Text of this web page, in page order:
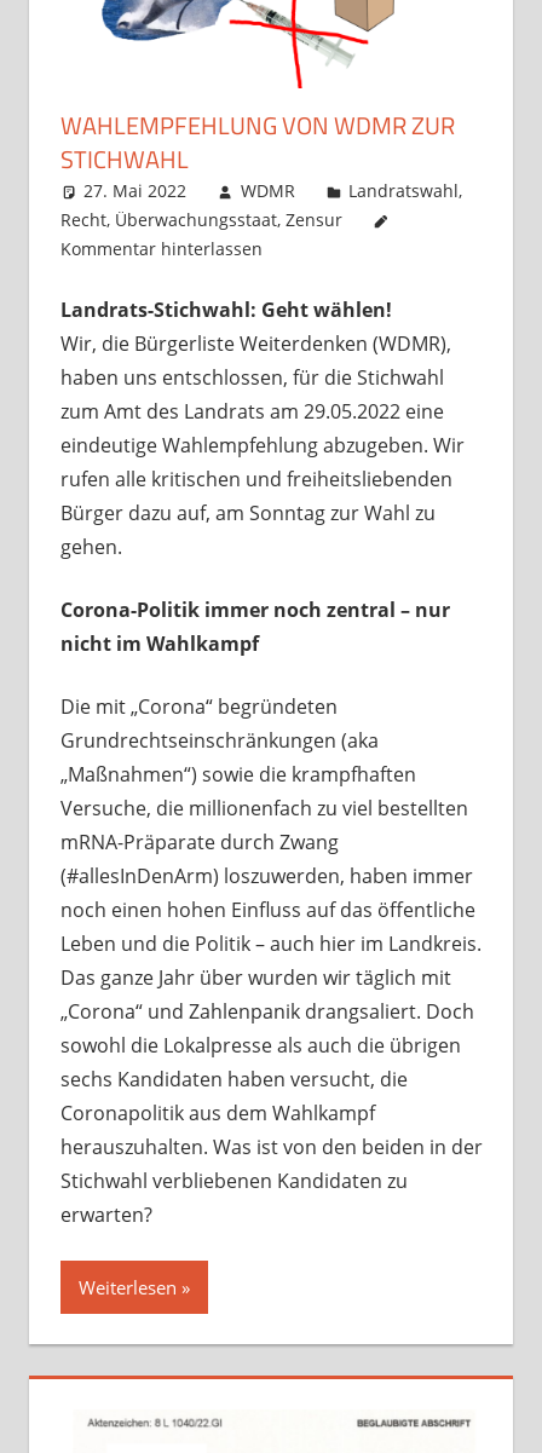
WAHLEMPFEHLUNG VON WDMR ZUR
STICHWAHL
27. Mai 2022 WDMR Landratswahl,
Recht, Überwachungsstaat, Zensur
Kommentar hinterlassen
Landrats-Stichwahl: Geht wählen!
Wir, die Bürgerliste Weiterdenken (WDMR),
haben uns entschlossen, für die Stichwahl
zum Amt des Landrats am 29.05.2022 eine
eindeutige Wahlempfehlung abzugeben. Wir
rufen alle kritischen und freiheitsliebenden
Bürger dazu auf, am Sonntag zur Wahl zu
gehen.
Corona-Politik immer noch zentral – nur
nicht im Wahlkampf
Die mit „Corona“ begründeten
Grundrechtseinschränkungen (aka
„Maßnahmen“) sowie die krampfhaften
Versuche, die millionenfach zu viel bestellten
mRNA-Präparate durch Zwang
(#allesInDenArm) loszuwerden, haben immer
noch einen hohen Einfluss auf das öffentliche
Leben und die Politik – auch hier im Landkreis.
Das ganze Jahr über wurden wir täglich mit
„Corona“ und Zahlenpanik drangsaliert. Doch
sowohl die Lokalpresse als auch die übrigen
sechs Kandidaten haben versucht, die
Coronapolitik aus dem Wahlkampf
herauszuhalten. Was ist von den beiden in der
Stichwahl verbliebenen Kandidaten zu
erwarten?
Weiterlesen